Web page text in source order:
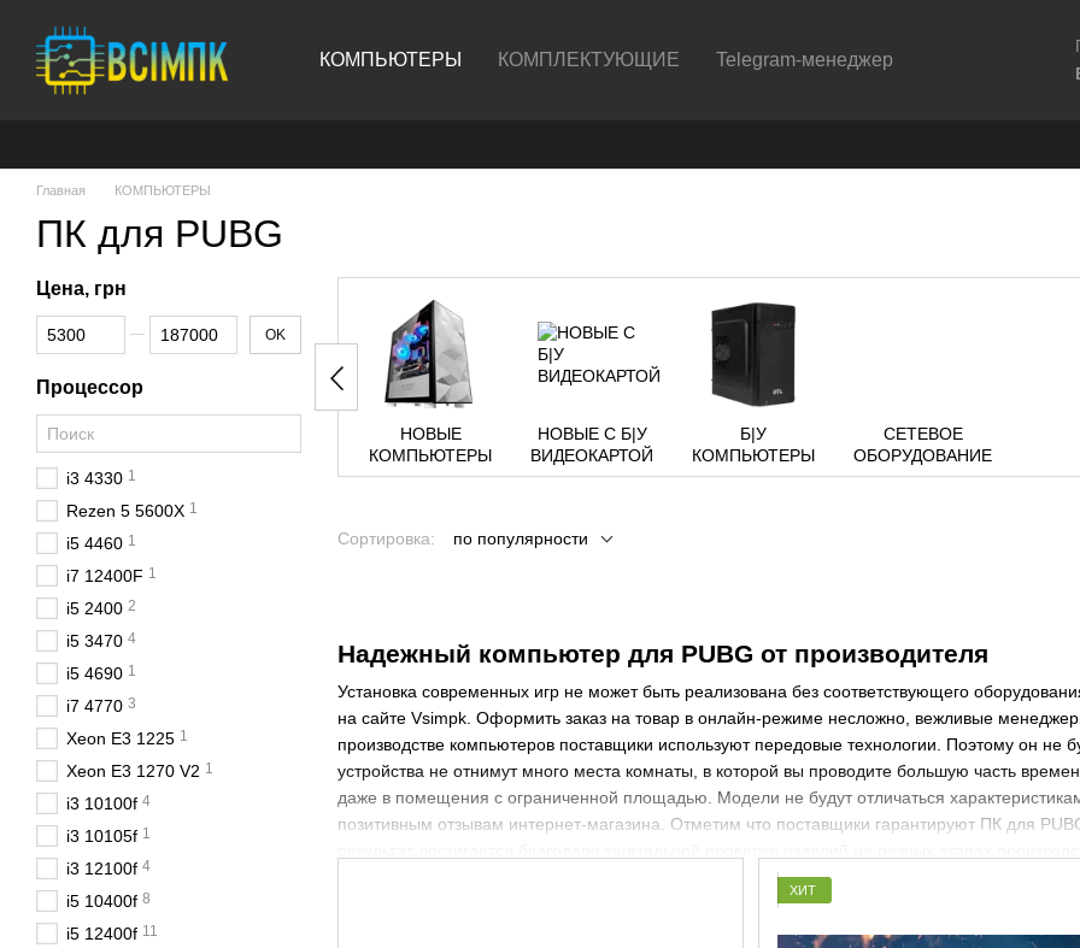
КОМПЬЮТЕРЫ КОМПЛЕКТУЮЩИЕ Telegram-менеджер
Главная КОМПЬЮТЕРЫ
ПК для PUBG
НОВЫЕ
КОМПЬЮТЕРЫ
НОВЫЕ С Б|У
ВИДЕОКАРТОЙ
Б|У
КОМПЬЮТЕРЫ
СЕТЕВОЕ
ОБОРУДОВАНИЕ
Сортировка: по популярности
Надежный компьютер для PUBG от производителя
Установка современных игр не может быть реализована без соответствующего
на сайте Vsimpk. Оформить заказ на товар в онлайн-режиме несложно, вежливые
производстве компьютеров поставщики используют передовые технологии. Поэтому он не
устройства не отнимут много места комнаты, в которой вы проводите большую часть
даже в помещения с ограниченной площадью. Модели не будут отличаться
позитивным отзывам интернет-магазина. Отметим что поставщики гарантируют ПК для
поэтому на нем можно не только получать удовольствие от видеоигр. На нем возможно
не станет проблемой даже для
ХИТ
Цена, грн
От Цена, грн
До Цена, грн OK
Процессор
i3 4330 1
Rezen 5 5600X 1
i5 4460 1
i7 12400F 1
i5 2400 2
i5 3470 4
i5 4690 1
i7 4770 3
Xeon E3 1225 1
Xeon E3 1270 V2 1
i3 10100f 4
i3 10105f 1
i3 12100f 4
i5 10400f 8
i5 12400f 11